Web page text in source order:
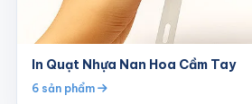
In Quạt Nhựa Nan Hoa Cầm Tay
6 sản phẩm